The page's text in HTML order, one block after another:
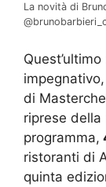
La novità di
di
riprese
programma,
ristoranti di
quinta